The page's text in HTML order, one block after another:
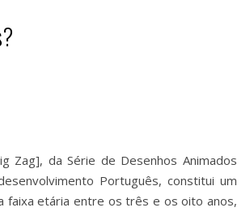
Zag], da Série de Desenhos Animados
Português, constitui um
faixa etária entre os três e os oito anos,